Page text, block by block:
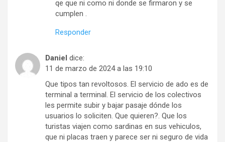
qe que ni como ni donde se firmaron y se
cumplen .
Responder
Daniel dice:
11 de marzo de 2024 a las 19:10
Que tipos tan revoltosos. El servicio de ado es de
terminal a terminal. El servicio de los colectivos
les permite subir y bajar pasaje dónde los
usuarios lo soliciten. Que quieren?. Que los
turistas viajen como sardinas en sus vehiculos,
que ni placas traen y parece ser ni seguro de vida